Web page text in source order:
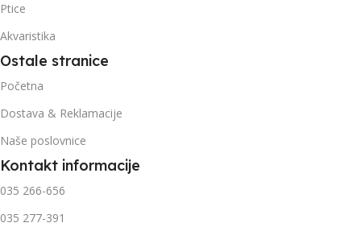
Ptice
Akvaristika
Ostale stranice
Početna
Dostava & Reklamacije
Naše poslovnice
Kontakt informacije
035 266-656
035 277-391